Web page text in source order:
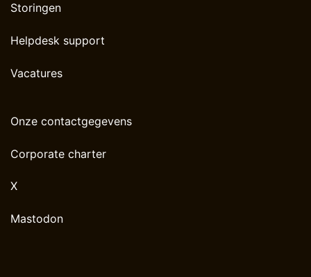
Storingen
Helpdesk support
Vacatures
Onze contactgegevens
Corporate charter
X
Mastodon